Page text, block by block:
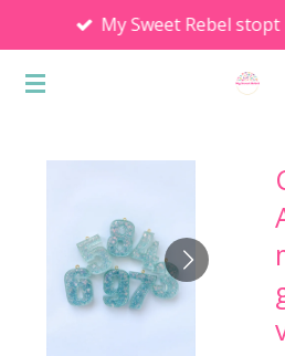
direct
naar
My Sweet Rebel